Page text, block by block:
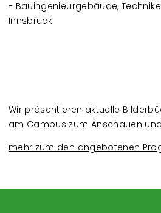
- Bauingenieurgebäude,
Innsbruck
Wir präsentieren aktuelle
am Campus zum Anschauen
mehr zum den angebotenen